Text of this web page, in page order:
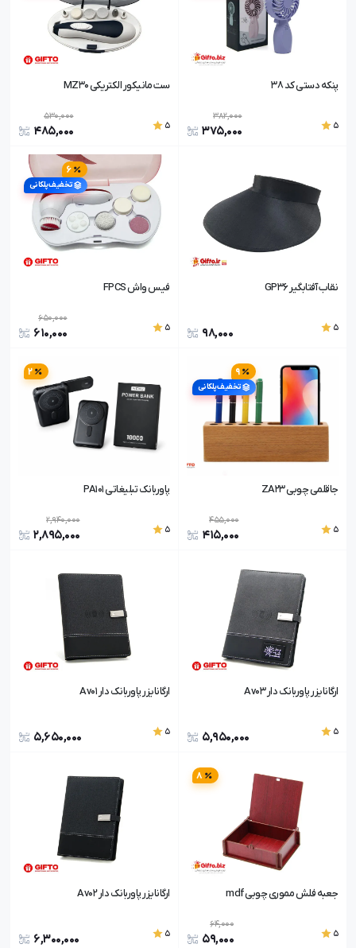
پنکه دستی کد 38
5
382,000
375,000
ست مانیکور الکتریکی MZ30
5
530,000
485,000
نقاب آفتابگیر GP36
5
98,000
فیس واش FPCS
5
650,000
610,000
6
تخفیف پلکانی
جاقلمی چوبی ZA23
5
455,000
415,000
9
تخفیف پلکانی
پاوربانک تبلیغاتی PA101
5
2,940,000
2,895,000
2
ارگانایزر پاوربانک دار Av03
5
5,950,000
ارگانایزر پاوربانک دار Av01
5
5,650,000
جعبه فلش مموری چوبی mdf
5
64,000
59,000
8
ارگانایزر پاوربانک دار Av02
5
6,300,000